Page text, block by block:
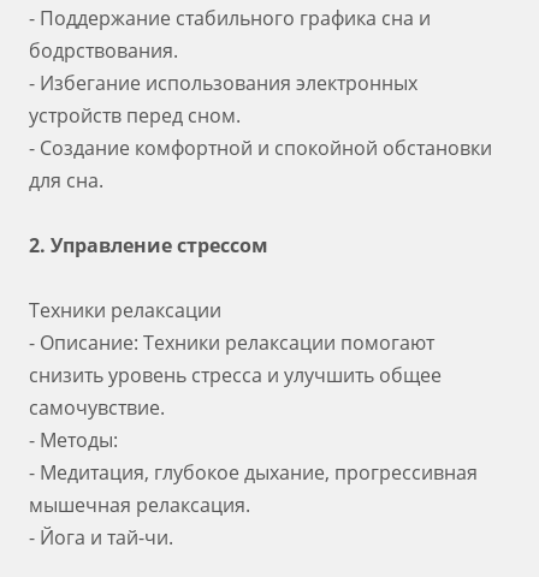
- Поддержание стабильного графика сна и
бодрствования.
- Избегание использования электронных
устройств перед сном.
- Создание комфортной и спокойной обстановки
для сна.
2. Управление стрессом
Техники релаксации
- Описание: Техники релаксации помогают
снизить уровень стресса и улучшить общее
самочувствие.
- Методы:
- Медитация, глубокое дыхание, прогрессивная
мышечная релаксация.
- Йога и тай-чи.